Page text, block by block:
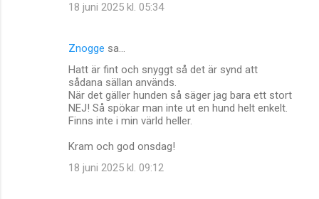
18 juni 2025 kl. 05:34
Znogge sa…
Hatt är fint och snyggt så det är synd att
sådana sällan används.
När det gäller hunden så säger jag bara ett stort
NEJ! Så spökar man inte ut en hund helt enkelt.
Finns inte i min värld heller.
Kram och god onsdag!
18 juni 2025 kl. 09:12